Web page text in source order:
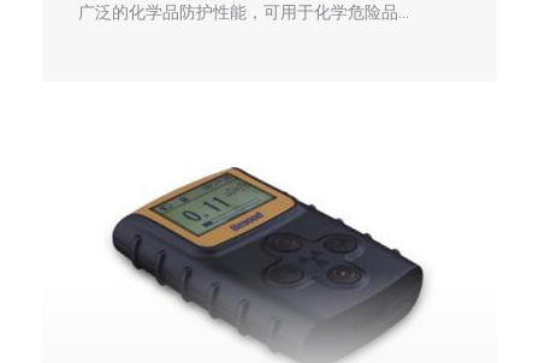
广泛的化学品防护性能，可用于化学危险品…